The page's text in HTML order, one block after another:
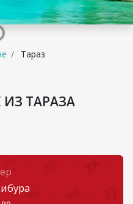
Тараз
ИЗ ТАРАЗА